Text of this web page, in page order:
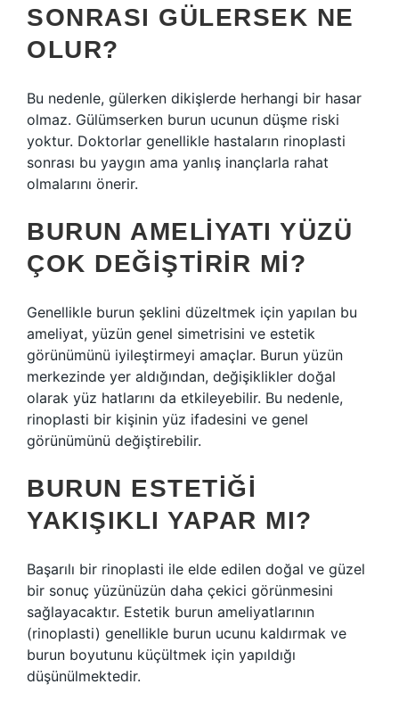
SONRASI GÜLERSEK NE
OLUR?
Bu nedenle, gülerken dikişlerde herhangi bir hasar
olmaz. Gülümserken burun ucunun düşme riski
yoktur. Doktorlar genellikle hastaların rinoplasti
sonrası bu yaygın ama yanlış inançlarla rahat
olmalarını önerir.
BURUN AMELIYATI YÜZÜ
ÇOK DEĞIŞTIRIR MI?
Genellikle burun şeklini düzeltmek için yapılan bu
ameliyat, yüzün genel simetrisini ve estetik
görünümünü iyileştirmeyi amaçlar. Burun yüzün
merkezinde yer aldığından, değişiklikler doğal
olarak yüz hatlarını da etkileyebilir. Bu nedenle,
rinoplasti bir kişinin yüz ifadesini ve genel
görünümünü değiştirebilir.
BURUN ESTETIĞI
YAKIŞIKLI YAPAR MI?
Başarılı bir rinoplasti ile elde edilen doğal ve güzel
bir sonuç yüzünüzün daha çekici görünmesini
sağlayacaktır. Estetik burun ameliyatlarının
(rinoplasti) genellikle burun ucunu kaldırmak ve
burun boyutunu küçültmek için yapıldığı
düşünülmektedir.